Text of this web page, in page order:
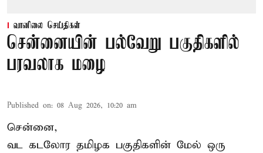
வானிலை செய்திகள்
சென்னையின் பல்வேறு பகுதிகளில்
பரவலாக மழை
Published on: 08 Aug 2026, 10:20 am
சென்னை,
வட கடலோர தமிழக பகுதிகளின் மேல் ஒரு